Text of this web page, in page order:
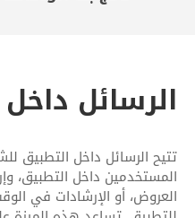
الرسائل
تتيح الرسائل داخل التطبيق
المستخدمين داخل التطبيق،
العروض، أو الإرشادات في